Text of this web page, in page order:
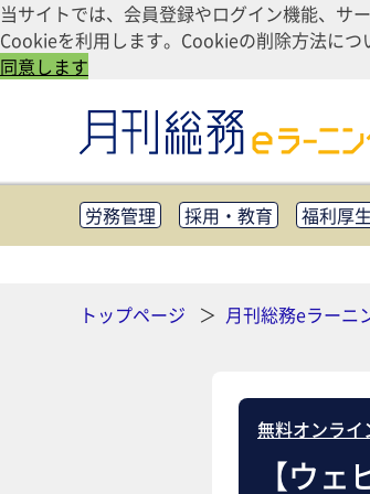
当サイトでは、会員登録やログイン機能、サ
Cookieを利用します。Cookieの削除方法につ
同意します
労務管理 採用・教育 福利厚生
知財管理
リスクマネジメント・
トップページ
月刊総務eラーニ
無料オンライ
【ウ